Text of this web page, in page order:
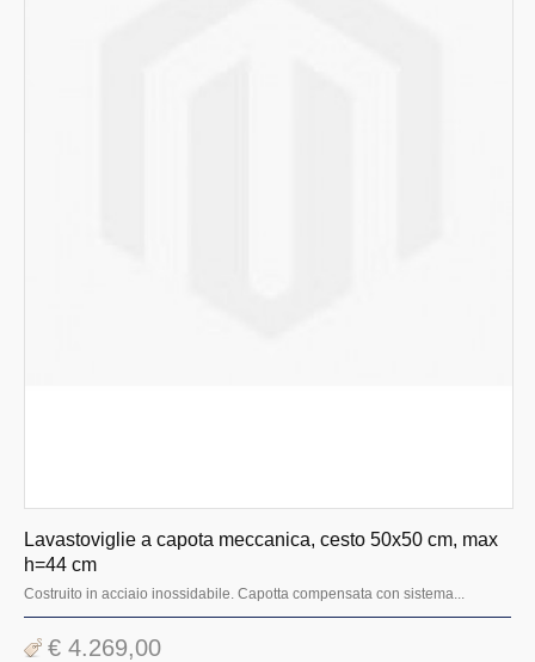
Mobili inox e cappe
Pizzeria
Bar gelateria
Cottura ad incasso
Lavastoviglie a capota meccanica, cesto 50x50 cm, max
h=44 cm
Costruito in acciaio inossidabile. Capotta compensata con sistema...
€ 4.269,00